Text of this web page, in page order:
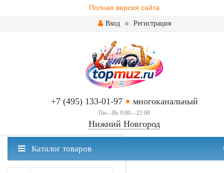
Полная версия сайта
Вход Регистрация
+7 (495) 133-01-97 многоканальный
Пн—Вс 9:00—21:00
Нижний Новгород
Нижний Новгород ваш город?
Каталог товаров